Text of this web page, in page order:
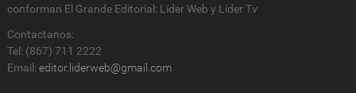
conforman El Grande Editorial: Líder Web y Líder Tv
Contactanos:
Tel: (867) 711 2222
Email: editor.liderweb@gmail.com